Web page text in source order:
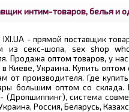
интим-товаров, белья и
IXI.UA - прямой поставщик
из секс-шопа, sex shop
Продажа оптом товаров, у
в Киеве, Украина. Купить
от производителя. Где
большим оптом со
(Дропшиппинг), система
Россия, Беларусь,